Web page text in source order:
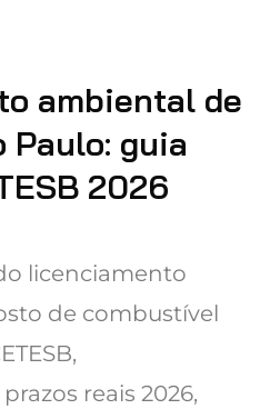
ambiental de
Paulo: guia
2026
licenciamento
de combustível
reais 2026,